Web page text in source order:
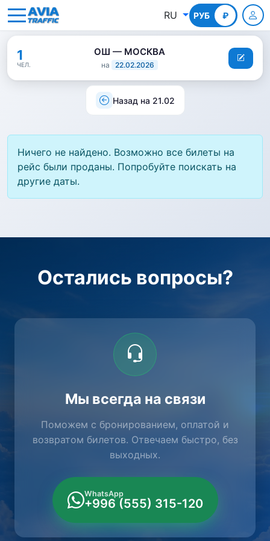
RU РУБ ₽
КГС
1
ЧЕЛ.
ОШ — МОСКВА
на 22.02.2026
Назад на 21.02
Ничего не найдено. Возможно все билеты на
рейс были проданы. Попробуйте поискать на
другие даты.
Остались вопросы?
Мы всегда на связи
Поможем с бронированием, оплатой и
возвратом билетов. Отвечаем быстро, без
выходных.
WhatsApp
+996 (555) 315-120